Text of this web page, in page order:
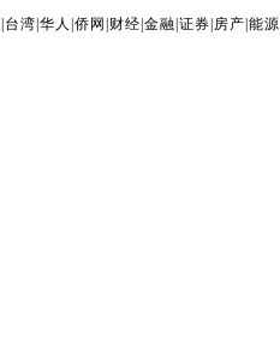
台湾 华人 侨网 财经 金融 证券 房产 能源